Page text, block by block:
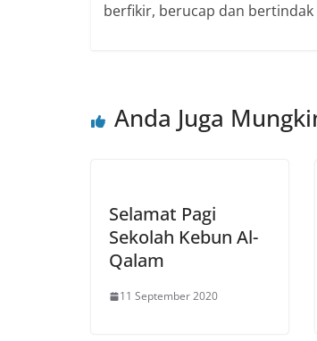
berfikir, berucap dan bertindak
Anda Juga
Selamat Pagi
Sekolah Kebun Al-
Qalam
11 September 2020